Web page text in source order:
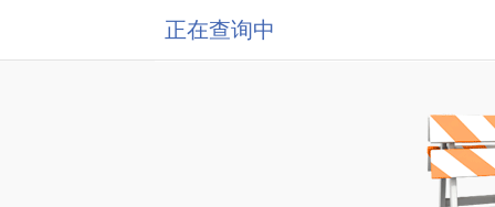
正在查询中